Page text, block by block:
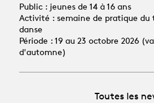
Public : jeunes de 14 à 16 ans
Activité : semaine de pratique
danse
Période : 19 au 23 octobre 2026
d'automne)
Toutes les